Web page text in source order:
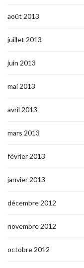
août 2013
juillet 2013
juin 2013
mai 2013
avril 2013
mars 2013
février 2013
janvier 2013
décembre 2012
novembre 2012
octobre 2012